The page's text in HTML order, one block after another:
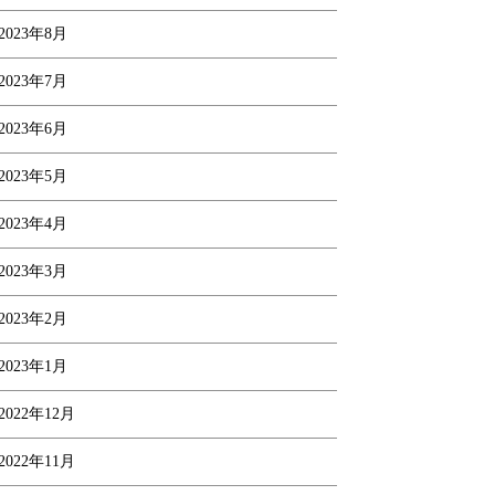
年8月
年7月
年6月
年5月
年4月
年3月
年2月
年1月
年12月
年11月